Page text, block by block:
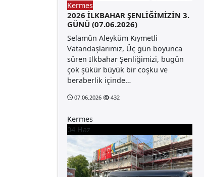
Kermes
2026 İLKBAHAR ŞENLİĞİMİZİN 3.
GÜNÜ (07.06.2026)
Selamün Aleyküm Kıymetli
Vatandaşlarımız, Üç gün boyunca
süren İlkbahar Şenliğimizi, bugün
çok şükür büyük bir coşku ve
beraberlik içinde…
07.06.2026 432
Kermes
04 Haz